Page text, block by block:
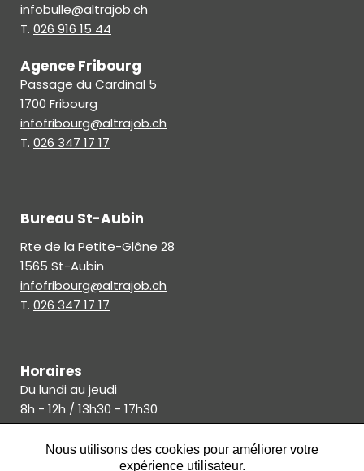
infobulle@altrajob.ch
T. 026 916 15 44
Agence Fribourg
Passage du Cardinal 5
1700 Fribourg
infofribourg@altrajob.ch
T. 026 347 17 17
Bureau St-Aubin
Rte de la Petite-Glâne 28
1565 St-Aubin
infofribourg@altrajob.ch
T. 026 347 17 17
Horaires
Du lundi au jeudi
8h - 12h / 13h30 - 17h30
8h - 12h / 13h30 - 17h
Nous utilisons des cookies pour améliorer votre
expérience utilisateur.